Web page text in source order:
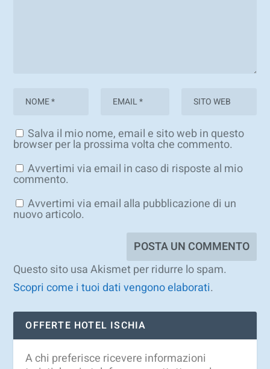
Salva il mio nome, email e sito web in questo
browser per la prossima volta che commento.
Avvertimi via email in caso di risposte al mio
commento.
Avvertimi via email alla pubblicazione di un
nuovo articolo.
Questo sito usa Akismet per ridurre lo spam.
Scopri come i tuoi dati vengono elaborati.
OFFERTE HOTEL ISCHIA
A chi preferisce ricevere informazioni